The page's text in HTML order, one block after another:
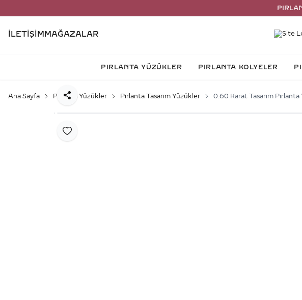
İLETIŞIM MAĞAZALAR
PIRLANTA YÜZÜKLER PIRLANTA KOLYELER
Ana Sayfa Pırlanta Yüzükler Pırlanta Tasarım Yüzükler 0.60 Karat Tasarım
Favoriye Ekle
Paylaş